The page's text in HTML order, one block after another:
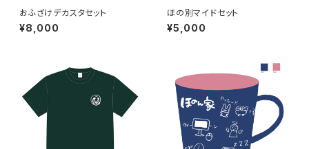
おふざけデカスタセット
¥8,000
ほの別マイドセット
¥5,000